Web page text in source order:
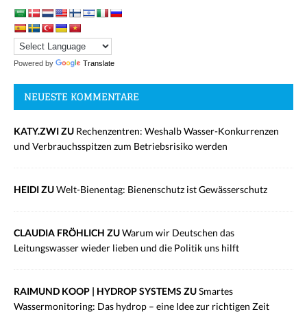
Powered by Translate
NEUESTE KOMMENTARE
KATY.ZWI ZU Rechenzentren: Weshalb Wasser-Konkurrenzen
und Verbrauchsspitzen zum Betriebsrisiko werden
HEIDI ZUWelt-Bienentag: Bienenschutz ist Gewässerschutz
CLAUDIA FRÖHLICH ZUWarum wir Deutschen das
Leitungswasser wieder lieben und die Politik uns hilft
RAIMUND KOOP | HYDROP SYSTEMS ZUSmartes
Wassermonitoring: Das hydrop – eine Idee zur richtigen Zeit